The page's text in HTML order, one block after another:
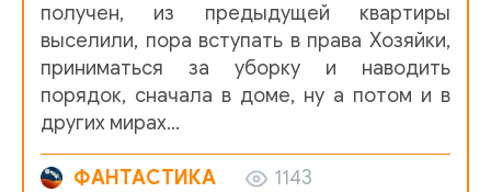
09-0_DOM-1
09-1_DOM-1
10-0_DOM-1
получен, из предыдущей квартиры
выселили, пора вступать в права Хозяйки,
приниматься за уборку и наводить
порядок, сначала в доме, ну а потом и в
других мирах…
ФАНТАСТИКА
1143